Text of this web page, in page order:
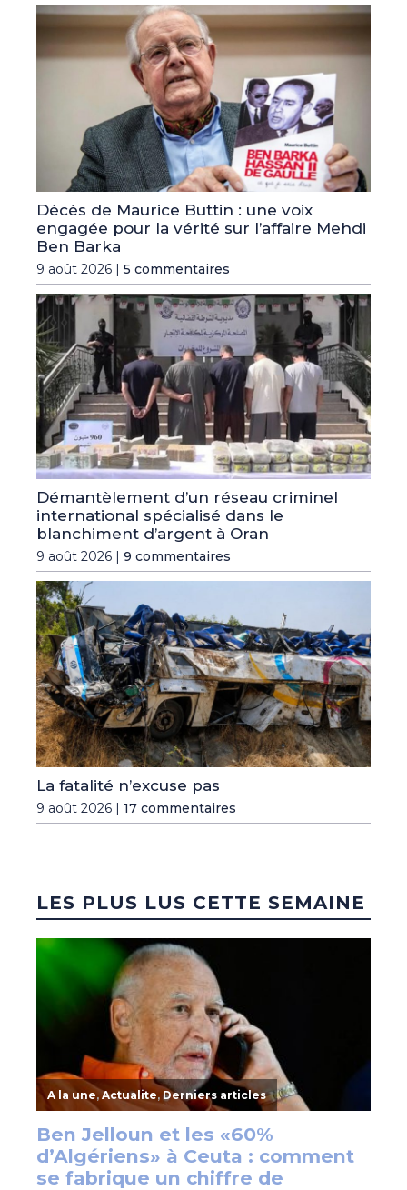
Décès de Maurice Buttin : une voix
engagée pour la vérité sur l’affaire Mehdi
Ben Barka
9 août 2026 | 5 commentaires
Démantèlement d’un réseau criminel
international spécialisé dans le
blanchiment d’argent à Oran
9 août 2026 | 9 commentaires
La fatalité n’excuse pas
9 août 2026 | 17 commentaires
LES PLUS LUS CETTE SEMAINE